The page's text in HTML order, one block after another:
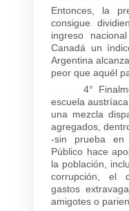
Entonces, la
consigue
ingreso
Canadá un
Argentina
peor que aquél
4°
escuela
una mezcla
agregados,
-sin prueba
Público hace
la población,
corrupción, el
gastos
amigotes o